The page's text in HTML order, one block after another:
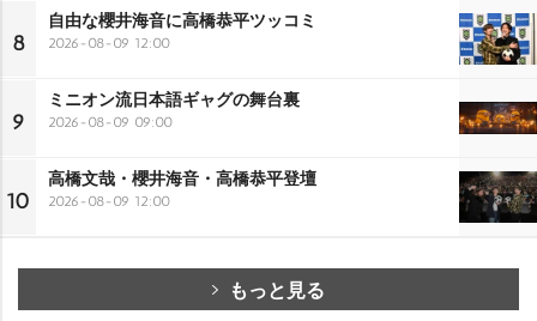
8
自由な櫻井海音に高橋恭平ツッコミ
2026-08-09 12:00
9
ミニオン流日本語ギャグの舞台裏
2026-08-09 09:00
10
高橋文哉・櫻井海音・高橋恭平登壇
2026-08-09 12:00
もっと見る